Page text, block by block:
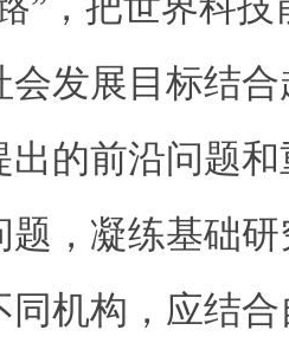
会发展目标结
出的前沿问题
题，凝练基础
同机构，应结